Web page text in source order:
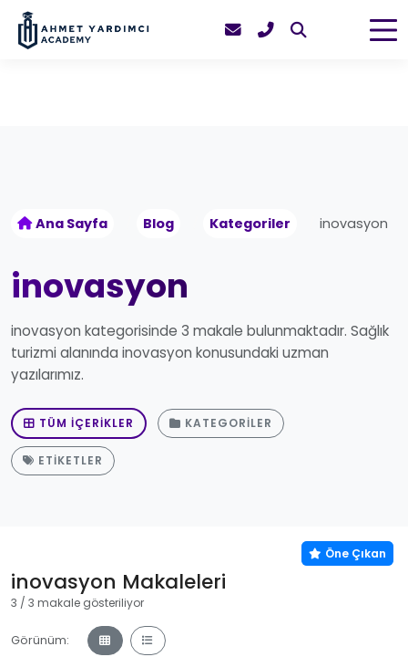
Ana Sayfa Blog Kategoriler inovasyon
inovasyon
inovasyon kategorisinde 3 makale bulunmaktadır. Sağlık
turizmi alanında inovasyon konusundaki uzman
yazılarımız.
TÜM İÇERIKLER KATEGORILER
ETIKETLER
inovasyon Makaleleri
3 / 3 makale gösteriliyor
Görünüm:
Öne Çıkan
Öne Çıkan